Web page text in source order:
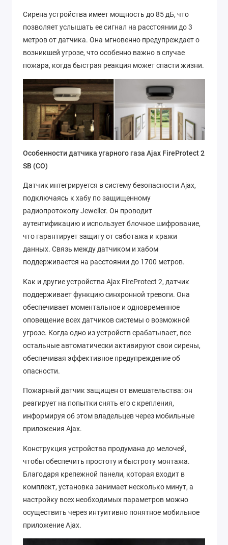
Сирена устройства имеет мощность до 85 дБ, что
позволяет услышать ее сигнал на расстоянии до 3
метров от датчика. Она мгновенно предупреждает о
возникшей угрозе, что особенно важно в случае
пожара, когда быстрая реакция может спасти жизни.
Особенности датчика угарного газа Ajax FireProtect 2
SB (CO)
Датчик интегрируется в систему безопасности Ajax,
подключаясь к хабу по защищенному
радиопротоколу Jeweller. Он проводит
аутентификацию и использует блочное шифрование,
что гарантирует защиту от саботажа и кражи
данных. Связь между датчиком и хабом
поддерживается на расстоянии до 1700 метров.
Как и другие устройства Ajax FireProtect 2, датчик
поддерживает функцию синхронной тревоги. Она
обеспечивает моментальное и одновременное
оповещение всех датчиков системы о возможной
угрозе. Когда одно из устройств срабатывает, все
остальные автоматически активируют свои сирены,
обеспечивая эффективное предупреждение об
опасности.
Пожарный датчик защищен от вмешательства: он
реагирует на попытки снять его с крепления,
информируя об этом владельцев через мобильные
приложения Ajax.
Конструкция устройства продумана до мелочей,
чтобы обеспечить простоту и быстроту монтажа.
Благодаря крепежной панели, которая входит в
комплект, установка занимает несколько минут, а
настройку всех необходимых параметров можно
осуществить через интуитивно понятное мобильное
приложение Ajax.